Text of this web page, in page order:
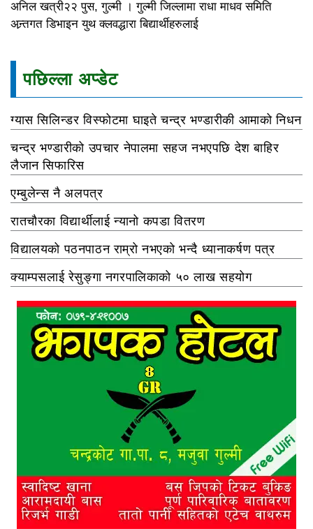
अनिल खत्री२२ पुस, गुल्मी । गुल्मी जिल्लामा राधा माधव समिति
अन्र्तगत डिभाइन युथ क्लवद्धारा बिद्यार्थीहरुलाई
पछिल्ला अप्डेट
ग्यास सिलिन्डर विस्फोटमा घाइते चन्द्र भण्डारीकी आमाको निधन
चन्द्र भण्डारीको उपचार नेपालमा सहज नभएपछि देश बाहिर
लैजान सिफारिस
एम्बुलेन्स नै अलपत्र
रातचौरका विद्यार्थीलाई न्यानो कपडा वितरण
विद्यालयको पठनपाठन राम्रो नभएको भन्दै ध्यानाकर्षण पत्र
क्याम्पसलाई रेसुङ्गा नगरपालिकाको ५० लाख सहयोग